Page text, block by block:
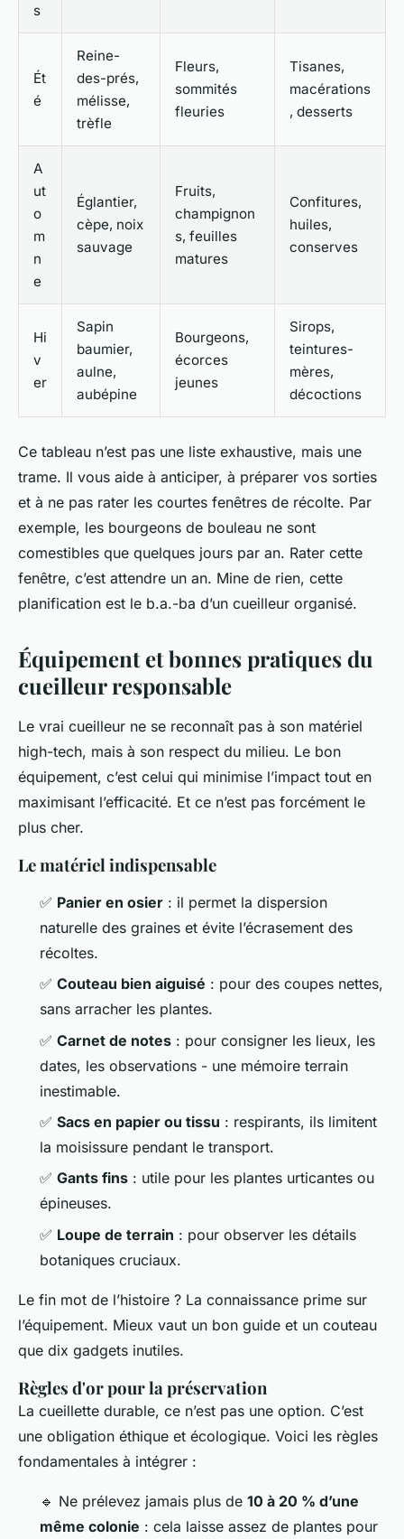
s
Ét
é
Reine-
des-prés,
mélisse,
trèfle
Fleurs,
sommités
fleuries
Tisanes,
macérations
, desserts
A
ut
o
m
n
e
Églantier,
cèpe, noix
sauvage
Fruits,
champignon
s, feuilles
matures
Confitures,
huiles,
conserves
Hi
v
er
Sapin
baumier,
aulne,
aubépine
Bourgeons,
écorces
jeunes
Sirops,
teintures-
mères,
décoctions
Ce tableau n’est pas une liste exhaustive, mais une
trame. Il vous aide à anticiper, à préparer vos sorties
et à ne pas rater les courtes fenêtres de récolte. Par
exemple, les bourgeons de bouleau ne sont
comestibles que quelques jours par an. Rater cette
fenêtre, c’est attendre un an. Mine de rien, cette
planification est le b.a.-ba d’un cueilleur organisé.
Équipement et bonnes pratiques du
cueilleur responsable
Le vrai cueilleur ne se reconnaît pas à son matériel
high-tech, mais à son respect du milieu. Le bon
équipement, c’est celui qui minimise l’impact tout en
maximisant l’efficacité. Et ce n’est pas forcément le
plus cher.
Le matériel indispensable
✅ Panier en osier : il permet la dispersion
naturelle des graines et évite l’écrasement des
récoltes.
✅ Couteau bien aiguisé : pour des coupes nettes,
sans arracher les plantes.
✅ Carnet de notes : pour consigner les lieux, les
dates, les observations - une mémoire terrain
inestimable.
✅ Sacs en papier ou tissu : respirants, ils limitent
la moisissure pendant le transport.
✅ Gants fins : utile pour les plantes urticantes ou
épineuses.
✅ Loupe de terrain : pour observer les détails
botaniques cruciaux.
Le fin mot de l’histoire ? La connaissance prime sur
l’équipement. Mieux vaut un bon guide et un couteau
que dix gadgets inutiles.
Règles d'or pour la préservation
La cueillette durable, ce n’est pas une option. C’est
une obligation éthique et écologique. Voici les règles
fondamentales à intégrer :
🔹 Ne prélevez jamais plus de 10 à 20 % d’une
même colonie : cela laisse assez de plantes pour